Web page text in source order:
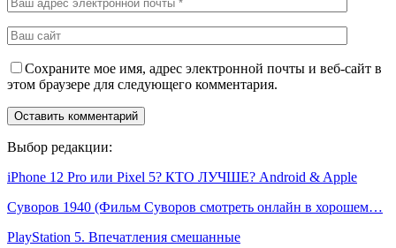
Сохраните мое имя, адрес электронной почты и веб-сайт в
этом браузере для следующего комментария.
Выбор редакции:
iPhone 12 Pro или Pixel 5? КТО ЛУЧШЕ? Android & Apple
Суворов 1940 (Фильм Суворов смотреть онлайн в хорошем…
PlayStation 5. Впечатления смешанные